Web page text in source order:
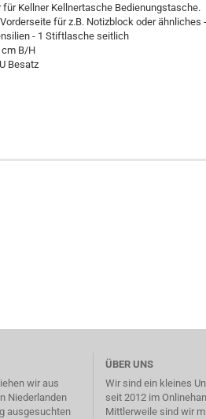
Kellner Kellnertasche Bedienungstasche.
für z.B. Notizblock oder ähnliches
- 1 Stiftlasche seitlich
cm B/H
Besatz
wir aus
Niederlanden
ausgesuchten
ÜBER UNS
Wir sind ein kleines
seit 2012 im
Mittlerweile sind wir